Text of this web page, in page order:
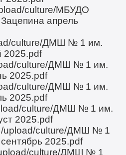
culture/МБУДО
апрель
culture/ДМШ № 1 им.
2025.pdf
culture/ДМШ № 1 им.
2025.pdf
culture/ДМШ № 1 им.
2025.pdf
culture/ДМШ № 1 им.
2025.pdf
/upload/culture/ДМШ № 1
2025.pdf
culture/ДМШ № 1